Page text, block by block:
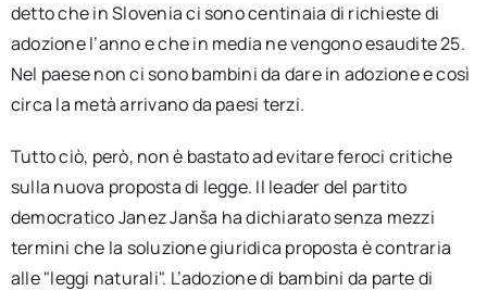
detto che in Slovenia ci sono centinaia di richieste di
adozione l’anno e che in media ne vengono esaudite 25.
Nel paese non ci sono bambini da dare in adozione e così
circa la metà arrivano da paesi terzi.
Tutto ciò, però, non è bastato ad evitare feroci critiche
sulla nuova proposta di legge. Il leader del partito
democratico Janez Janša ha dichiarato senza mezzi
termini che la soluzione giuridica proposta è contraria
alle "leggi naturali". L’adozione di bambini da parte di